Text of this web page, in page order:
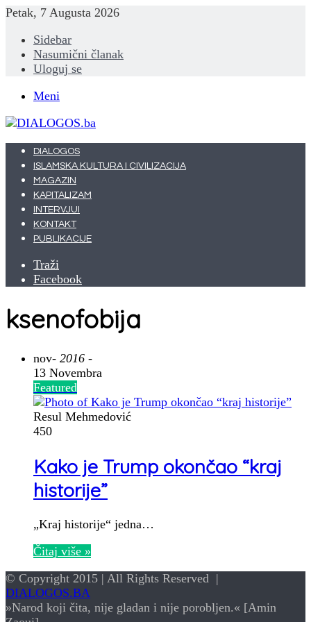
Petak, 7 Augusta 2026
Sidebar
Nasumični članak
Uloguj se
Meni
DIALOGOS
ISLAMSKA KULTURA I CIVILIZACIJA
MAGAZIN
KAPITALIZAM
INTERVJUI
KONTAKT
PUBLIKACIJE
Traži
Facebook
ksenofobija
nov- 2016 -
13 Novembra
Featured
Resul Mehmedović
450
Kako je Trump okončao “kraj
historije”
„Kraj historije“ jedna…
Čitaj više »
© Copyright 2015 | All Rights Reserved |
DIALOGOS.BA
»Narod koji čita, nije gladan i nije porobljen.« [Amin